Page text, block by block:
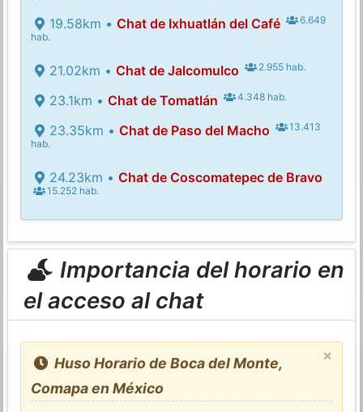
19.58km • Chat de Ixhuatlán del Café
6.649
hab.
21.02km • Chat de Jalcomulco 2.955 hab.
23.1km • Chat de Tomatlán 4.348 hab.
23.35km • Chat de Paso del Macho
13.413
hab.
24.23km • Chat de Coscomatepec de Bravo
15.252 hab.
Importancia del horario en
el acceso al chat
×
Huso Horario de Boca del Monte,
Comapa en México